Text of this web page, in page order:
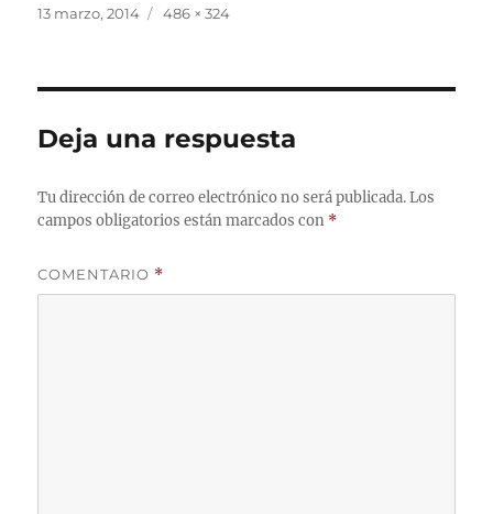
Publicado
13 marzo, 2014
Tamaño
486 × 324
Deja una respuesta
Tu dirección de correo electrónico no será publicada. Los
campos obligatorios están marcados con *
COMENTARIO *